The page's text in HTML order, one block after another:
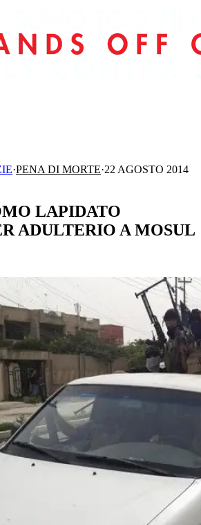
·PENA DI MORTE·22 AGOSTO 2014
LAPIDATO
ADULTERIO A MOSUL